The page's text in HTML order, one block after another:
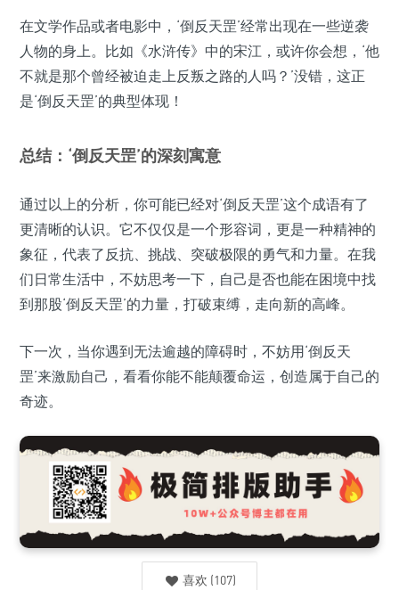
在文学作品或者电影中，‘倒反天罡’经常出现在一些逆袭
人物的身上。比如《水浒传》中的宋江，或许你会想，‘他
不就是那个曾经被迫走上反叛之路的人吗？’没错，这正
是‘倒反天罡’的典型体现！
总结：‘倒反天罡’的深刻寓意
通过以上的分析，你可能已经对‘倒反天罡’这个成语有了
更清晰的认识。它不仅仅是一个形容词，更是一种精神的
象征，代表了反抗、挑战、突破极限的勇气和力量。在我
们日常生活中，不妨思考一下，自己是否也能在困境中找
到那股‘倒反天罡’的力量，打破束缚，走向新的高峰。
下一次，当你遇到无法逾越的障碍时，不妨用‘倒反天
罡’来激励自己，看看你能不能颠覆命运，创造属于自己的
奇迹。
喜欢 (107)